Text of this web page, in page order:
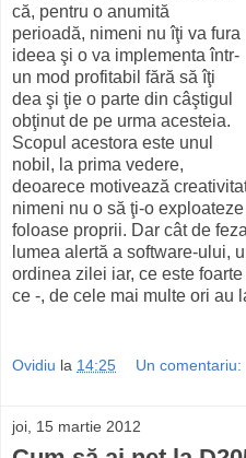
că, pentru o anumită
perioadă, nimeni nu îţi va fura
ideea şi o va implementa într-
un mod profitabil fără să îţi
dea şi ţie o parte din câştigul
obţinut de pe urma acesteia.
Scopul acestora este unul
nobil, la prima vedere,
deoarece motivează
nimeni nu o să ţi-o
foloase proprii. Dar cât de
lumea alertă a software-ului,
ordinea zilei iar, ce este
ce -, de cele mai multe ori au
Ovidiu la 14:25 Un comentariu:
joi, 15 martie 2012